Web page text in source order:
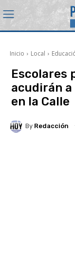
Inicio Local
Escolares
acudirán a
en la Calle
By Redacción